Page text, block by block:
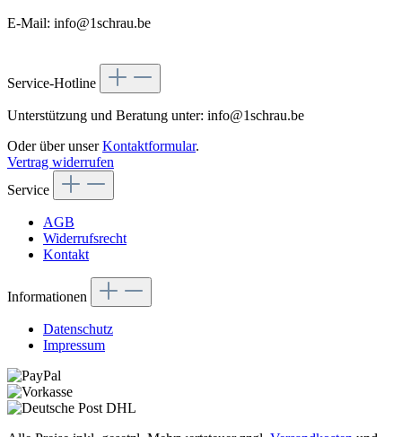
E-Mail: info@1schrau.be
Service-Hotline
Unterstützung und Beratung unter: info@1schrau.be
Oder über unserKontaktformular.
Vertrag widerrufen
Service
AGB
Widerrufsrecht
Kontakt
Informationen
Datenschutz
Impressum